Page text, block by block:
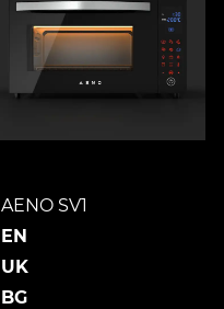
AENO SV1
EN
UK
BG